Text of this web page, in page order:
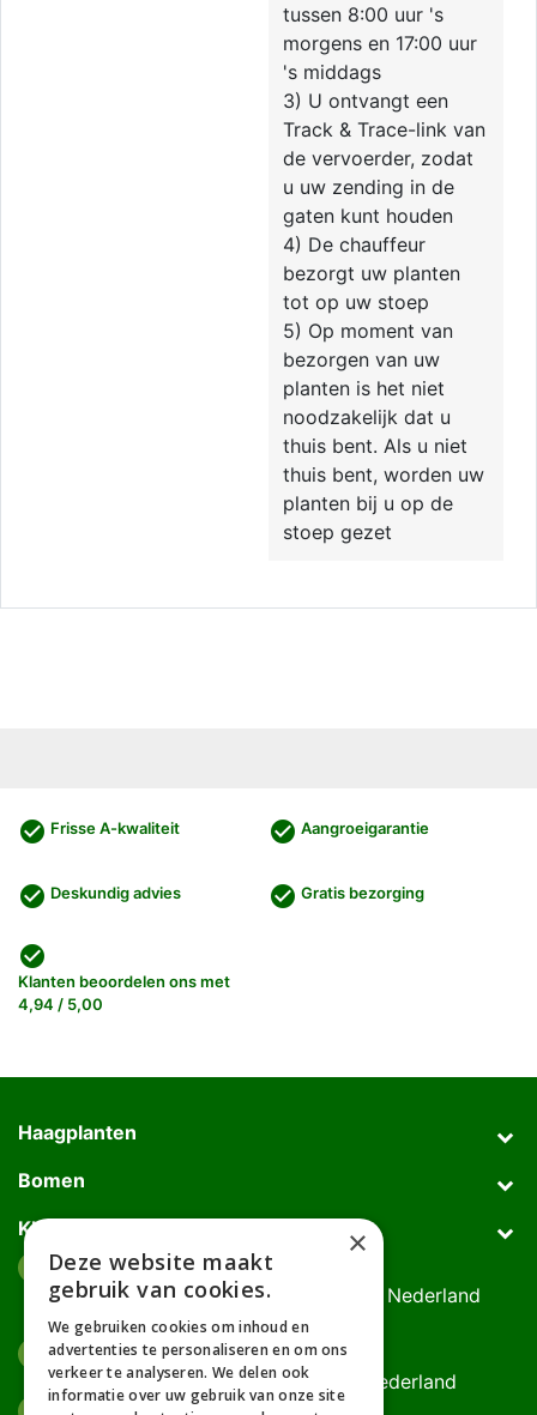
tussen 8:00 uur 's
morgens en 17:00 uur
's middags
3) U ontvangt een
Track & Trace-link van
de vervoerder, zodat
u uw zending in de
gaten kunt houden
4) De chauffeur
bezorgt uw planten
tot op uw stoep
5) Op moment van
bezorgen van uw
planten is het niet
noodzakelijk dat u
thuis bent. Als u niet
thuis bent, worden uw
planten bij u op de
stoep gezet
check_circle Frisse A-kwaliteit check_circle Aangroeigarantie
check_circle Deskundig advies check_circle Gratis bezorging
check_circle
Klanten beoordelen ons met
4,94 / 5,00
Haagplanten
Bomen
Klantenservice
Afhaaladres
Deurningerweg 50, 7623 AH Borne, Nederland
(op afspraak!)
Kantooradres
Bornsedijk 60, 7559 PT Hengelo, Nederland
×
Deze website maakt
gebruik van cookies.
We gebruiken cookies om inhoud en
advertenties te personaliseren en om ons
verkeer te analyseren. We delen ook
informatie over uw gebruik van onze site